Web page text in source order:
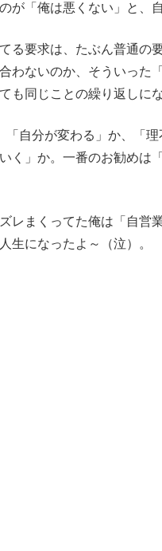
が「俺は悪くない」と、
る要求は、たぶん普通の
わないのか、そういった
も同じことの繰り返しに
自分が変わる」か、「
く」か。一番のお勧めは
レまくってた俺は「自営
生になったよ～（泣）。